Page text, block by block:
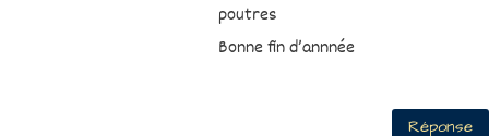
poutres
Bonne fin d’annnée
Réponse